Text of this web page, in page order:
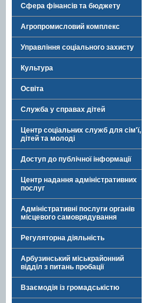
Сфера фінансів та бюджету
Агропромисловий комплекс
Управління соціального захисту
Культура
Освіта
Служба у справах дітей
Центр соціальних служб для сім'ї,
дітей та молоді
Доступ до публічної інформації
Центр надання адміністративних
послуг
Адміністративні послуги органів
місцевого самоврядування
Регуляторна діяльність
Арбузинський міськрайонний
відділ з питань пробації
Взаємодія із громадськістю